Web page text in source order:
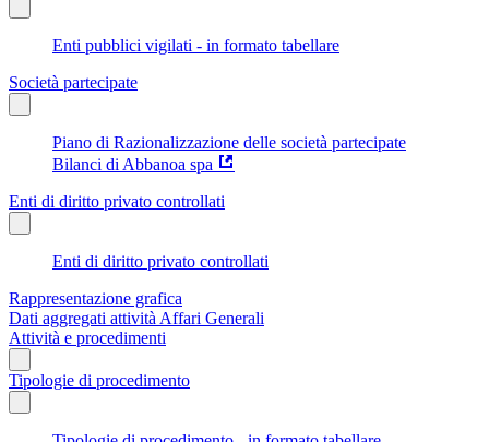
Enti pubblici vigilati - in formato tabellare
Società partecipate
Piano di Razionalizzazione delle società partecipate
Bilanci di Abbanoa spa
Enti di diritto privato controllati
Enti di diritto privato controllati
Rappresentazione grafica
Dati aggregati attività Affari Generali
Attività e procedimenti
Tipologie di procedimento